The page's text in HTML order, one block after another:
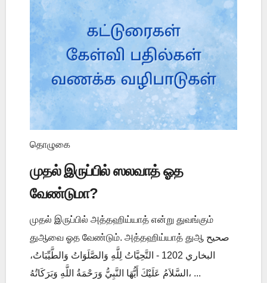
தொழுகை
முதல் இருப்பில் ஸலவாத் ஓத
வேண்டுமா?
முதல் இருப்பில் அத்தஹிய்யாத் என்று துவங்கும்
துஆவை ஓத வேண்டும். அத்தஹிய்யாத் துஆ صحيح
البخاري 1202 - التَّحِيَّاتُ لِلَّهِ وَالصَّلَوَاتُ وَالطَّيِّبَاتُ،
السَّلاَمُ عَلَيْكَ أَيُّهَا النَّبِيُّ وَرَحْمَةُ اللَّهِ وَبَرَكَاتُهُ، ...